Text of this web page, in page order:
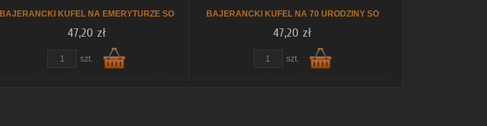
BAJERANCKI KUFEL NA EMERYTURZE SO
47,20 zł
szt.
BAJERANCKI KUFEL NA 70 URODZINY SO
47,20 zł
szt.